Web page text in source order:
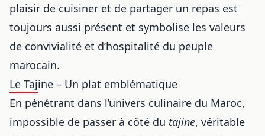
plaisir de cuisiner et de partager un repas est
toujours aussi présent et symbolise les valeurs
de convivialité et d’hospitalité du peuple
marocain.
Le Tajine – Un plat emblématique
En pénétrant dans l’univers culinaire du Maroc,
impossible de passer à côté du tajine, véritable